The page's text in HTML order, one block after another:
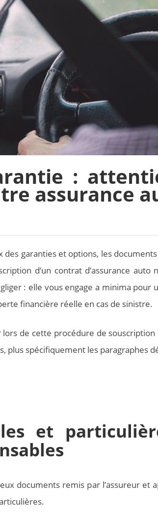
:
assurance
garanties et options, les
d’un contrat d’assurance auto
: elle vous engage a minima pour
financière réelle en cas de sinistre.
lors de cette procédure de
plus spécifiquement les paragraphes
et
documents remis par l’assureur et